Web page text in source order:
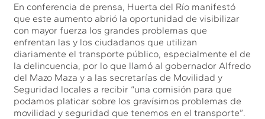
En conferencia de prensa, Huerta del Río manifestó
que este aumento abrió la oportunidad de visibilizar
con mayor fuerza los grandes problemas que
enfrentan las y los ciudadanos que utilizan
diariamente el transporte público, especialmente el de
la delincuencia, por lo que llamó al gobernador Alfredo
del Mazo Maza y a las secretarías de Movilidad y
Seguridad locales a recibir “una comisión para que
podamos platicar sobre los gravísimos problemas de
movilidad y seguridad que tenemos en el transporte”.